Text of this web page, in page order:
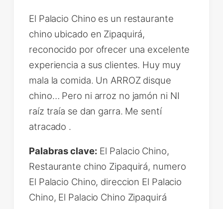
El Palacio Chino es un restaurante
chino ubicado en Zipaquirá,
reconocido por ofrecer una excelente
experiencia a sus clientes. Huy muy
mala la comida. Un ARROZ disque
chino… Pero ni arroz no jamón ni NI
raíz traía se dan garra. Me sentí
atracado .
Palabras clave: El Palacio Chino,
Restaurante chino Zipaquirá, numero
El Palacio Chino, direccion El Palacio
Chino, El Palacio Chino Zipaquirá